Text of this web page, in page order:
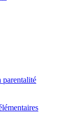
parentalité